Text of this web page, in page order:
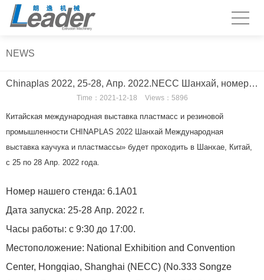
NEWS
Chinaplas 2022, 25-28, Апр. 2022.NECC Шанхай, номер стенда 6.1А01
Time： 2021-12-18 Views：5896
Китайская международная выставка пластмасс и резиновой
промышленности CHINAPLAS 2022 Шанхай Международная
выставка каучука и пластмассы» будет проходить в Шанхае, Китай,
с 25 по 28 Апр. 2022 года.
Номер нашего стенда: 6.1А01
Дата запуска: 25-28 Апр. 2022 г.
Часы работы: с 9:30 до 17:00.
Местоположение: National Exhibition and Convention
Center, Hongqiao, Shanghai (NECC) (No.333 Songze